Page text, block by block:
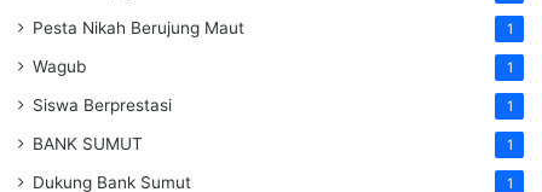
Pesta Nikah Berujung Maut 1
Wagub 1
Siswa Berprestasi 1
BANK SUMUT 1
Dukung Bank Sumut 1